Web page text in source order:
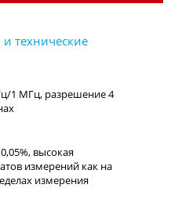
1 МГц, разрешение 4
высокая
измерений как на
измерения